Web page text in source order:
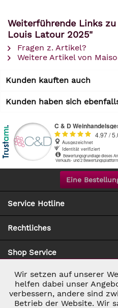
Weiterführende Links
Louis Latour 2025"
Fragen z. Artikel?
Weitere Artikel von
Kunden kauften auch
Kunden haben sich
Eine
Service Hotline
Rechtliches
Shop Service
Zahlung & Versand
Notwendig
Marketing
Wir setzen auf unserer
helfen dabei unser
verbessern, andere sind
Betrieb der Website. Wir